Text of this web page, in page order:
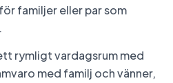
familjer eller par som
rymligt vardagsrum med
med familj och vänner,